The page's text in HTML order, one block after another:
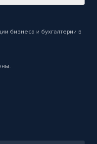
бизнеса и бухгалтерии в